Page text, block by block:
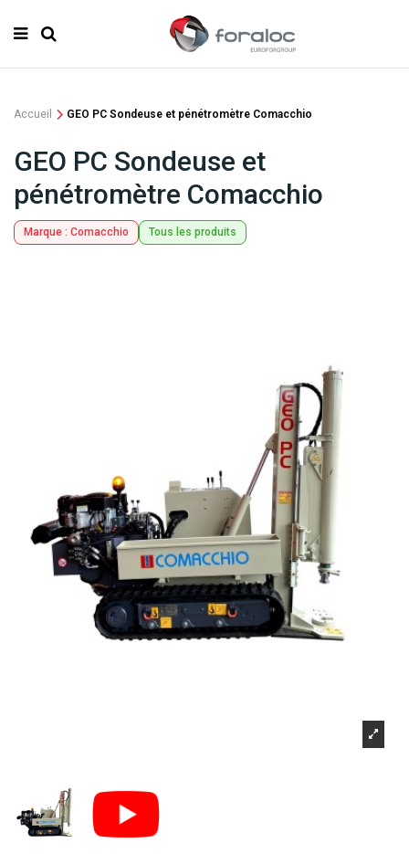
Accueil GEO PC Sondeuse et pénétromètre Comacchio
GEO PC Sondeuse et
pénétromètre Comacchio
Marque : Comacchio Tous les produits